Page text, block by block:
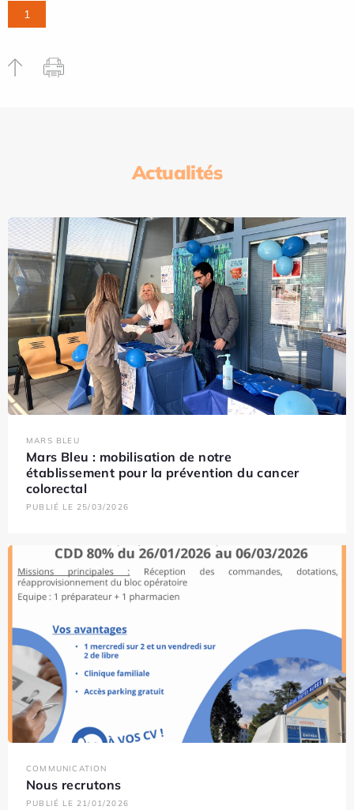
1
Actualités
MARS BLEU
Mars Bleu : mobilisation de notre
établissement pour la prévention du cancer
colorectal
PUBLIÉ LE 25/03/2026
COMMUNICATION
Nous recrutons
PUBLIÉ LE 21/01/2026